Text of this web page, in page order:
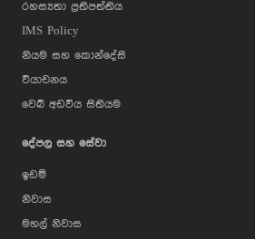
රහස්‍යතා ප්‍රතිපත්තිය
IMS Policy
නියම සහ කොන්දේසි
වියාචනය
වෙබ් අඩවිය සිතියම
දේපල සහ සේවා
ඉඩම්
නිවාස
මහල් නිවාස